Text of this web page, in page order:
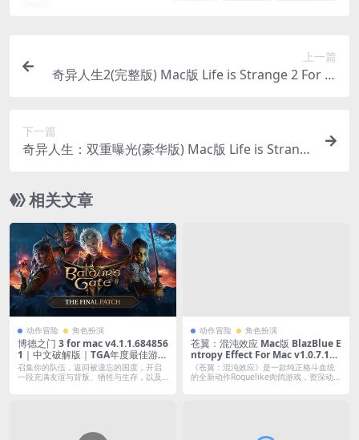
上一篇
奇异人生2(完整版) Mac版 Life is Strange 2 For M
下一篇
奇异人生：双重曝光(豪华版) Mac版 Life is Strang
文移植版｜含预购特典+全DLC
相关文章
动作冒险 角色扮演
博德之门 3 for mac v4.1.1.684856
1｜中文破解版｜TGA年度最佳游戏
｜全DLC
召集你的队伍，返回被遗忘的国度，开启
一段充满友谊与背叛、牺牲与生存，以及
动作冒险 角色扮演
苍翼：混沌效应 Mac版 BlazBlue E
ntropy Effect For Mac v1.0.7.127
247.0｜中文原生版｜含全DLC
《苍翼：混沌效应》是一款纯正格斗血统
的全新动作Roguelike肉鸽游戏，资深动...